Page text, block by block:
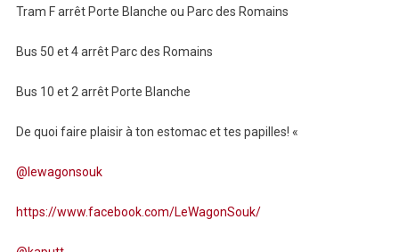
Tram F arrêt Porte Blanche ou Parc des Romains
Bus 50 et 4 arrêt Parc des Romains
Bus 10 et 2 arrêt Porte Blanche
De quoi faire plaisir à ton estomac et tes papilles! «
@lewagonsouk
https://www.facebook.com/LeWagonSouk/